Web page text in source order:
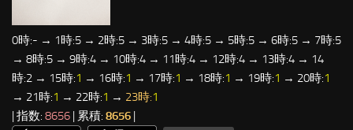
0時:- → 1時:5 → 2時:5 → 3時:5 → 4時:5 → 5時:5 → 6時:5 → 7時:5
→ 8時:5 → 9時:4 → 10時:4 → 11時:4 → 12時:4 → 13時:4 → 14
時:2 → 15時:1 → 16時:1 → 17時:1 → 18時:1 → 19時:1 → 20時:1
→ 21時:1 → 22時:1 → 23時:1
| 指数: 8656 | 累積: 8656 |